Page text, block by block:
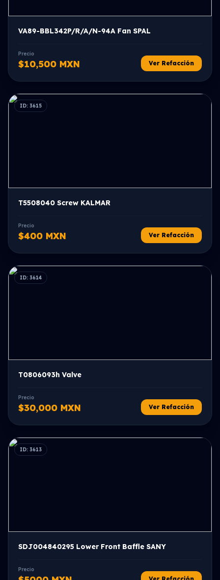
VA89-BBL342P/R/A/N-94A Fan SPAL
Precio
$10,500 MXN Ver Refacción
ID: 3615
T5508040 Screw KALMAR
Precio
$400 MXN Ver Refacción
ID: 3614
T0806093h Valve
Precio
$30,000 MXN Ver Refacción
ID: 3613
SDJ004840295 Lower Front Baffle SANY
Precio